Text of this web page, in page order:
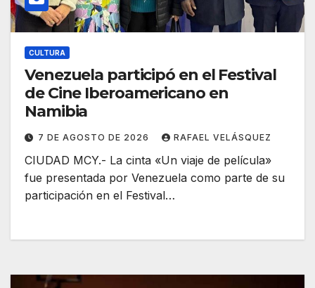
CULTURA
Venezuela participó en el Festival
de Cine Iberoamericano en
Namibia
7 DE AGOSTO DE 2026 RAFAEL VELÁSQUEZ
CIUDAD MCY.- La cinta «Un viaje de película»
fue presentada por Venezuela como parte de su
participación en el Festival…